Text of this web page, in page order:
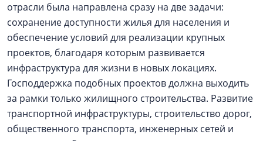
отрасли была направлена сразу на две задачи:
сохранение доступности жилья для населения и
обеспечение условий для реализации крупных
проектов, благодаря которым развивается
инфраструктура для жизни в новых локациях.
Господдержка подобных проектов должна выходить
за рамки только жилищного строительства. Развитие
транспортной инфраструктуры, строительство дорог,
общественного транспорта, инженерных сетей и